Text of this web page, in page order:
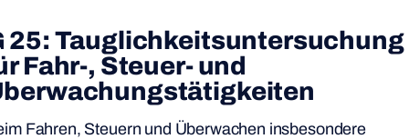
25:Tauglichkeitsuntersuchung
Fahr-, Steuer- und
Fahren, Steuern und Überwachen insbesondere